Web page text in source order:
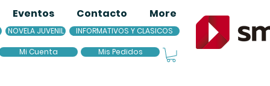
Eventos Contacto More
NOVELA JUVENIL INFORMATIVOS Y CLASICOS
Mi Cuenta Mis Pedidos